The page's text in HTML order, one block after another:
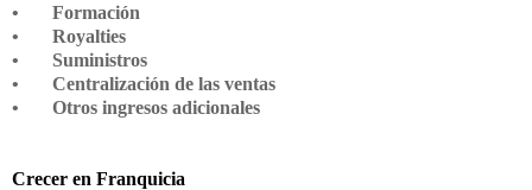
• Formación
• Royalties
• Suministros
• Centralización de las ventas
• Otros ingresos adicionales
Crecer en Franquicia